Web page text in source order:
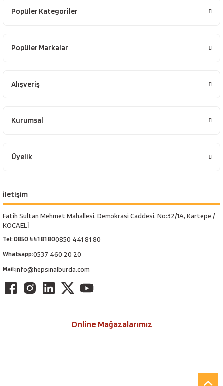
Popüler Kategoriler
Popüler Markalar
Alışveriş
Kurumsal
Üyelik
İletişim
Fatih Sultan Mehmet Mahallesi, Demokrasi Caddesi, No:32/1A, Kartepe /
KOCAELİ
Tel: 0850 441 81 800850 441 81 80
Whatsapp:0537 460 20 20
Mail:info@hepsinalburda.com
Online Mağazalarımız